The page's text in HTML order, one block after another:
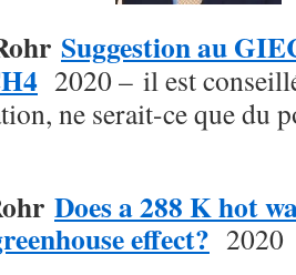
Suggestion au
2020 – il est
ne serait-ce que du
Does a 288 K hot
effect? 2020